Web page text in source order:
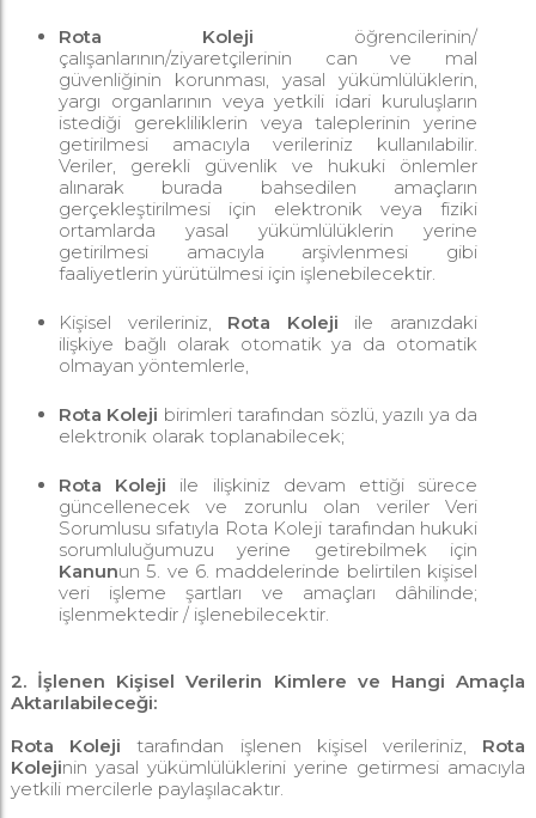
Rota Koleji öğrencilerinin/
çalışanlarının/ziyaretçilerinin can ve mal
güvenliğinin korunması, yasal yükümlülüklerin,
yargı organlarının veya yetkili idari kuruluşların
istediği gerekliliklerin veya taleplerinin yerine
getirilmesi amacıyla verileriniz kullanılabilir.
Veriler, gerekli güvenlik ve hukuki önlemler
alınarak burada bahsedilen amaçların
gerçekleştirilmesi için elektronik veya fiziki
ortamlarda yasal yükümlülüklerin yerine
getirilmesi amacıyla arşivlenmesi gibi
faaliyetlerin yürütülmesi için işlenebilecektir.
Kişisel verileriniz, Rota Koleji ile aranızdaki
ilişkiye bağlı olarak otomatik ya da otomatik
olmayan yöntemlerle,
Rota Koleji birimleri tarafından sözlü, yazılı ya da
elektronik olarak toplanabilecek;
Rota Koleji ile ilişkiniz devam ettiği sürece
güncellenecek ve zorunlu olan veriler Veri
Sorumlusu sıfatıyla Rota Koleji tarafından hukuki
sorumluluğumuzu yerine getirebilmek için
Kanunun 5. ve 6. maddelerinde belirtilen kişisel
veri işleme şartları ve amaçları dâhilinde;
işlenmektedir / işlenebilecektir.
2. İşlenen Kişisel Verilerin Kimlere ve Hangi Amaçla
Aktarılabileceği:
Rota Koleji tarafından işlenen kişisel verileriniz, Rota
Kolejinin yasal yükümlülüklerini yerine getirmesi amacıyla
yetkili mercilerle paylaşılacaktır.